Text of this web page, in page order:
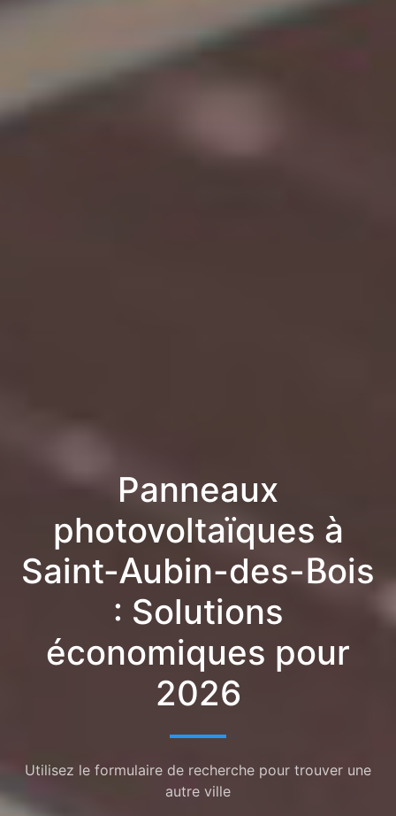
Panneaux
photovoltaïques à
Saint-Aubin-des-Bois
: Solutions
économiques pour
2026
Utilisez le formulaire de recherche pour trouver une
autre ville